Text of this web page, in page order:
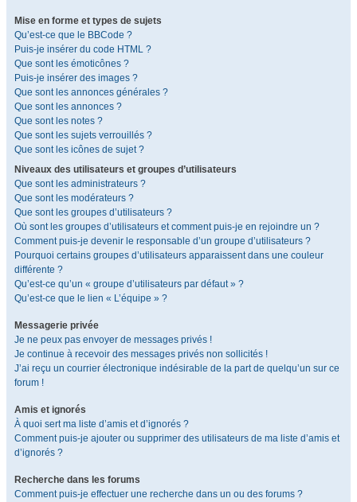
Mise en forme et types de sujets
Qu’est-ce que le BBCode ?
Puis-je insérer du code HTML ?
Que sont les émoticônes ?
Puis-je insérer des images ?
Que sont les annonces générales ?
Que sont les annonces ?
Que sont les notes ?
Que sont les sujets verrouillés ?
Que sont les icônes de sujet ?
Niveaux des utilisateurs et groupes d’utilisateurs
Que sont les administrateurs ?
Que sont les modérateurs ?
Que sont les groupes d’utilisateurs ?
Où sont les groupes d’utilisateurs et comment puis-je en rejoindre un ?
Comment puis-je devenir le responsable d’un groupe d’utilisateurs ?
Pourquoi certains groupes d’utilisateurs apparaissent dans une couleur
différente ?
Qu’est-ce qu’un « groupe d’utilisateurs par défaut » ?
Qu’est-ce que le lien « L’équipe » ?
Messagerie privée
Je ne peux pas envoyer de messages privés !
Je continue à recevoir des messages privés non sollicités !
J’ai reçu un courrier électronique indésirable de la part de quelqu’un sur ce
forum !
Amis et ignorés
À quoi sert ma liste d’amis et d’ignorés ?
Comment puis-je ajouter ou supprimer des utilisateurs de ma liste d’amis et
d’ignorés ?
Recherche dans les forums
Comment puis-je effectuer une recherche dans un ou des forums ?